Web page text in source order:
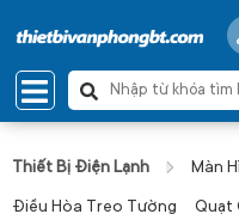
Thiết Bị Điện Lạnh Màn
Điều Hòa Treo Tường Quạt